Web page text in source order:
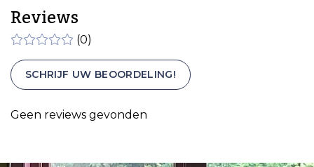
Reviews
(0)
SCHRIJF UW BEOORDELING!
Geen reviews gevonden